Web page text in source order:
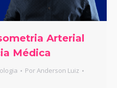
Arterial
Médica
PorAnderson Luiz